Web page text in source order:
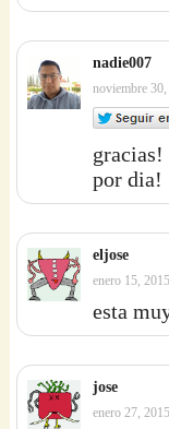
nadie007
noviembre
gracias!
por dia!
eljose
enero 15, 2015
esta
jose
enero 27, 2015